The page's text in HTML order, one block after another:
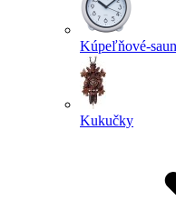
Kúpeľňové-
Kukučky